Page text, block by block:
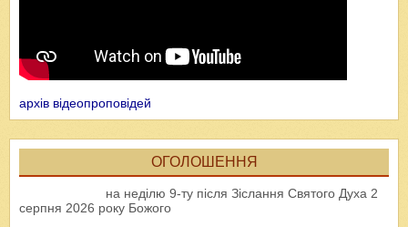
архів відеопроповідей
ОГОЛОШЕННЯ
на неділю 9-ту після Зіслання Святого Духа 2
серпня 2026 року Божого